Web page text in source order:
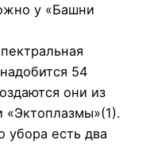
у «Башни
54
они из
«Эктоплазмы»(1).
убора есть два